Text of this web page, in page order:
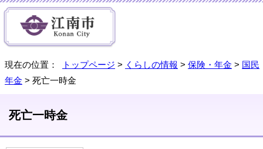
現在の位置： トップページ > くらしの情報 > 保険・年金 > 国民
年金 > 死亡一時金
死亡一時金